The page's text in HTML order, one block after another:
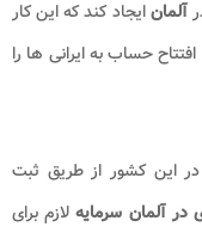
آلمانایجاد کند که این کار
افتتاح حساب به ایرانی ها را
در این کشور از طریق ثبت
در آلمان​ سرمایه لازم برای